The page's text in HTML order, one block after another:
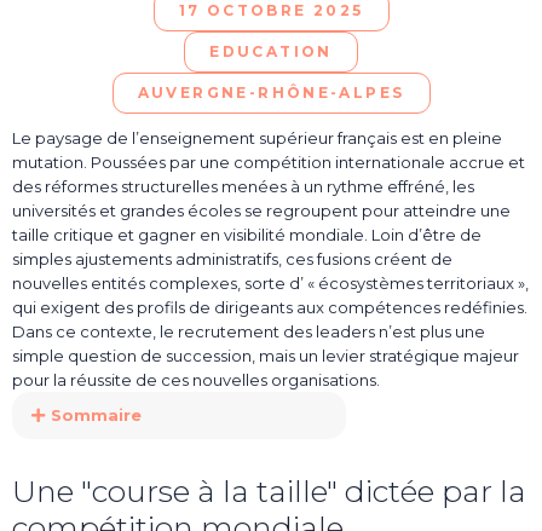
17 OCTOBRE 2025
EDUCATION
AUVERGNE-RHÔNE-ALPES
Le paysage de l’enseignement supérieur français est en pleine
mutation. Poussées par une compétition internationale accrue et
des réformes structurelles menées à un rythme effréné, les
universités et grandes écoles se regroupent pour atteindre une
taille critique et gagner en visibilité mondiale. Loin d’être de
simples ajustements administratifs, ces fusions créent de
nouvelles entités complexes, sorte d’ « écosystèmes territoriaux »,
qui exigent des profils de dirigeants aux compétences redéfinies.
Dans ce contexte, le recrutement des leaders n’est plus une
simple question de succession, mais un levier stratégique majeur
pour la réussite de ces nouvelles organisations.
Sommaire
Une "course à la taille" dictée par la